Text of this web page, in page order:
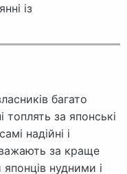
із
багато
топлять за японські
надійні і
за краще
нудними і